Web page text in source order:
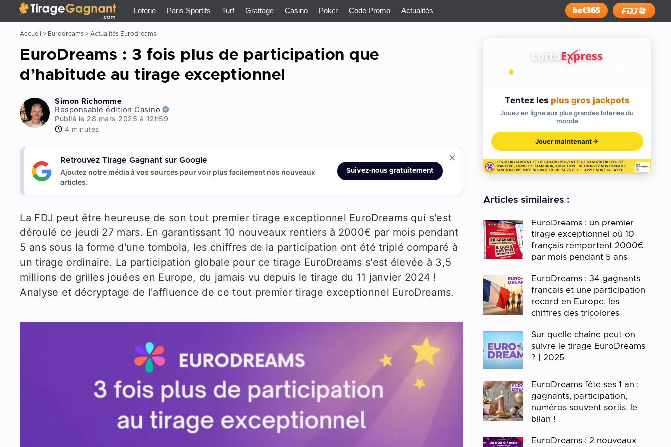
Tirage Gagnant
Installer
Loterie Paris Sportifs Turf Grattage Casino Poker Code Promo Actualités
Accueil > Eurodreams > Actualités Eurodreams
EuroDreams : 3 fois plus de participation que
d’habitude au tirage exceptionnel
Simon Richomme
Responsable édition Casino
Publié le 28 mars 2025 à 12h59
4 minutes
Retrouvez Tirage Gagnant sur Google
Ajoutez notre média à vos sources pour voir plus facilement nos nouveaux
articles.
Suivez-nous gratuitement
La FDJ peut être heureuse de son tout premier tirage exceptionnel EuroDreams qui s'est
déroulé ce jeudi 27 mars. En garantissant 10 nouveaux rentiers à 2000€ par mois pendant
5 ans sous la forme d'une tombola, les chiffres de la participation ont été triplé comparé à
un tirage ordinaire. La participation globale pour ce tirage EuroDreams s'est élevée à 3,5
millions de grilles jouées en Europe, du jamais vu depuis le tirage du 11 janvier 2024 !
Analyse et décryptage de l'affluence de ce tout premier tirage exceptionnel EuroDreams.
Tentez les plus gros jackpots
Jouez en ligne aux plus grandes loteries du
monde
Jouer maintenant
LES JEUX D'ARGENT ET DE HASARD PEUVENT ÊTRE DANGEREUX : PERTES
D'ARGENT, CONFLITS FAMILIAUX, ADDICTION... RETROUVEZ NOS CONSEILS
SUR JOUEURS-INFO-SERVICE.FR (09 74 75 13 13 - APPEL NON SURTAXÉ)
Articles similaires :
EuroDreams : un premier
tirage exceptionnel où 10
français remportent 2000€
par mois pendant 5 ans
EuroDreams : 34 gagnants
français et une participation
record en Europe, les
chiffres des tricolores
Sur quelle chaîne peut-on
suivre le tirage EuroDreams
? | 2025
EuroDreams fête ses 1 an :
gagnants, participation,
numéros souvent sortis, le
bilan !
EuroDreams : 2 nouveaux